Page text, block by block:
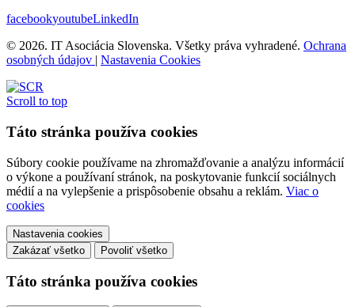
facebookyoutubeLinkedIn
© 2026. IT Asociácia Slovenska. Všetky práva vyhradené. Ochrana
osobných údajov | Nastavenia Cookies
Scroll to top
Táto stránka používa cookies
Súbory cookie používame na zhromažďovanie a analýzu informácií
o výkone a používaní stránok, na poskytovanie funkcií sociálnych
médií a na vylepšenie a prispôsobenie obsahu a reklám. Viac o
cookies
Nastavenia cookies
Zakázať všetko
Povoliť všetko
Táto stránka používa cookies